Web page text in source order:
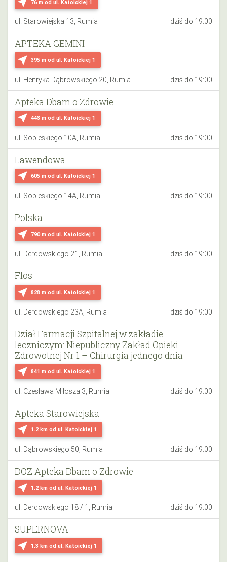
76 m od ul. Katoickiej 1
ul. Starowiejska 13, Rumia dziś do 19:00
near_me 395 m od ul. Katoickiej 1
APTEKA GEMINI
ul. Henryka Dąbrowskiego 20, Rumia dziś do 19:00
near_me 448 m od ul. Katoickiej 1
Apteka Dbam o Zdrowie
ul. Sobieskiego 10A, Rumia dziś do 19:00
near_me 605 m od ul. Katoickiej 1
Lawendowa
ul. Sobieskiego 14A, Rumia dziś do 19:00
near_me 790 m od ul. Katoickiej 1
Polska
ul. Derdowskiego 21, Rumia dziś do 19:00
near_me 828 m od ul. Katoickiej 1
Flos
ul. Derdowskiego 23A, Rumia dziś do 19:00
near_me 841 m od ul. Katoickiej 1
Dział Farmacji Szpitalnej w zakładie
leczniczym: Niepubliczny Zakład Opieki
Zdrowotnej Nr 1 – Chirurgia jednego dnia
ul. Czesława Miłosza 3, Rumia dziś do 19:00
near_me 1.2 km od ul. Katoickiej 1
Apteka Starowiejska
ul. Dąbrowskiego 50, Rumia dziś do 19:00
near_me 1.2 km od ul. Katoickiej 1
DOZ Apteka Dbam o Zdrowie
ul. Derdowskiego 18 / 1, Rumia dziś do 19:00
near_me 1.3 km od ul. Katoickiej 1
SUPERNOVA